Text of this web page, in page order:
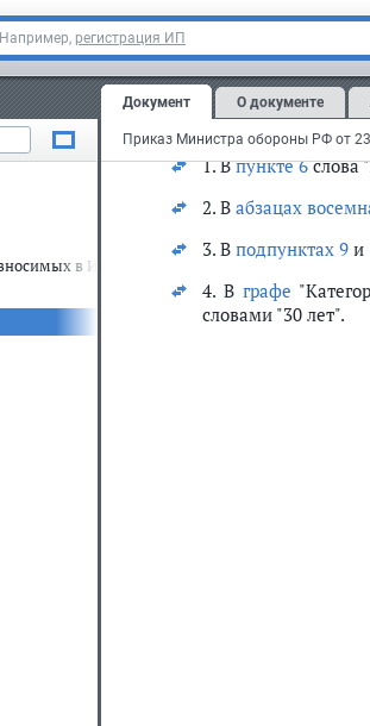
Например, регистрация ИП
в Инструкцию об организации работы
Документ О документе
1. Впункте 6слова
2. В абзацах
3. В подпунктах 9 и
4. Вграфе
словами "30 лет".